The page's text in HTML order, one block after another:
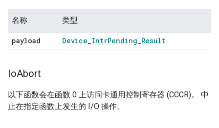
名称 类型
payload Device_IntrPending_Result
IoAbort
以下函数会在函数 0 上访问卡通用控制寄存器 (CCCR)。 中
止在指定函数上发生的 I/O 操作。